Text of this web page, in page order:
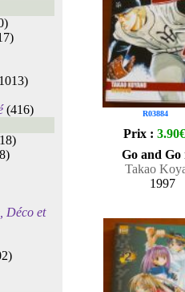
(416)
Déco et
R03884
Prix : 3.90€
Go and Go
Takao
1997